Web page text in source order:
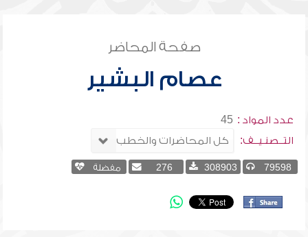
صفحة المحاضر
عصام البشير
عدد المواد : 45
التــصنـيــف:
79598
308903
276 مفضلة